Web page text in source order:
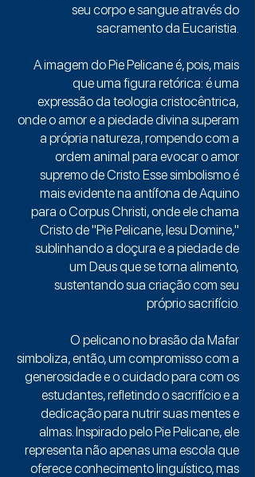
seu corpo e sangue através do
sacramento da Eucaristia.
A imagem do Pie Pelicane é, pois, mais
que uma figura retórica: é uma
expressão da teologia cristocêntrica,
onde o amor e a piedade divina superam
a própria natureza, rompendo com a
ordem animal para evocar o amor
supremo de Cristo. Esse simbolismo é
mais evidente na antífona de Aquino
para o Corpus Christi, onde ele chama
Cristo de "Pie Pelicane, Iesu Domine,"
sublinhando a doçura e a piedade de
um Deus que se torna alimento,
sustentando sua criação com seu
próprio sacrifício.
O pelicano no brasão da Mafar
simboliza, então, um compromisso com a
generosidade e o cuidado para com os
estudantes, refletindo o sacrifício e a
dedicação para nutrir suas mentes e
almas. Inspirado pelo Pie Pelicane, ele
representa não apenas uma escola que
oferece conhecimento linguístico, mas